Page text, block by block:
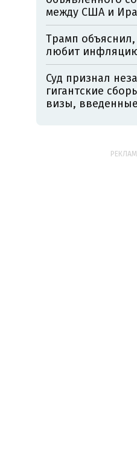
между США и
Трамп объяснил,
любит
Суд признал
гигантские
визы,